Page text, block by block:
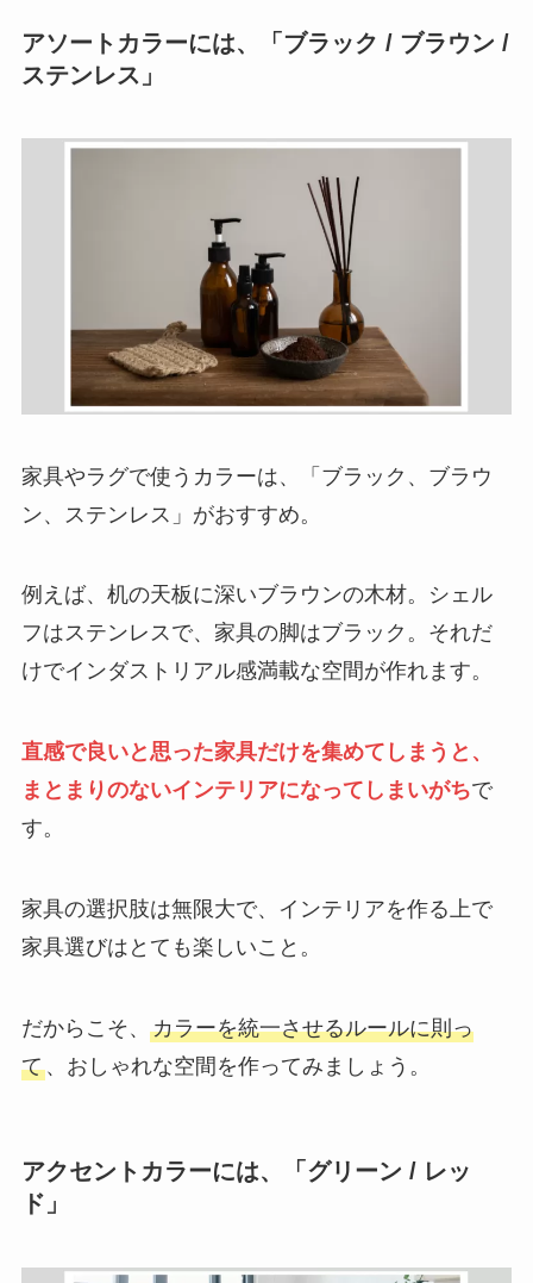
アソートカラーには、「ブラック / ブラウン /
ステンレス」
家具やラグで使うカラーは、「ブラック、ブラウ
ン、ステンレス」がおすすめ。
例えば、机の天板に深いブラウンの木材。シェル
フはステンレスで、家具の脚はブラック。それだ
けでインダストリアル感満載な空間が作れます。
直感で良いと思った家具だけを集めてしまうと、
まとまりのないインテリアになってしまいがちで
す。
家具の選択肢は無限大で、インテリアを作る上で
家具選びはとても楽しいこと。
だからこそ、 カラーを統一させるルールに則っ
て、おしゃれな空間を作ってみましょう。
アクセントカラーには、「グリーン / レッ
ド」